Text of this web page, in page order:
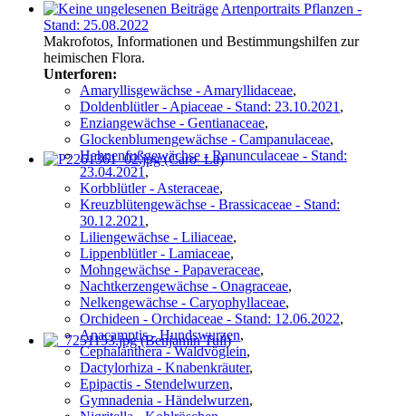
Artenportraits Pflanzen -
Stand: 25.08.2022
Makrofotos, Informationen und Bestimmungshilfen zur
heimischen Flora.
Unterforen:
Amaryllisgewächse - Amaryllidaceae,
Doldenblütler - Apiaceae - Stand: 23.10.2021 ,
Enziangewächse - Gentianaceae,
Glockenblumengewächse - Campanulaceae,
Hahnenfußgewächse - Ranunculaceae - Stand:
23.04.2021,
Korbblütler - Asteraceae,
Kreuzblütengewächse - Brassicaceae - Stand:
30.12.2021 ,
Liliengewächse - Liliaceae,
Lippenblütler - Lamiaceae,
Mohngewächse - Papaveraceae,
Nachtkerzengewächse - Onagraceae,
Nelkengewächse - Caryophyllaceae,
Orchideen - Orchidaceae - Stand: 12.06.2022,
Anacamptis - Hundswurzen,
Cephalanthera - Waldvöglein,
Dactylorhiza - Knabenkräuter,
Epipactis - Stendelwurzen,
Gymnadenia - Händelwurzen,